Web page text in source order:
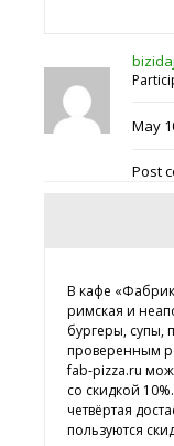
May
Post
В кафе
римская и
бургеры, супы,
проверенным
fab-pizza.ru
со скидкой
четвёртая
пользуются